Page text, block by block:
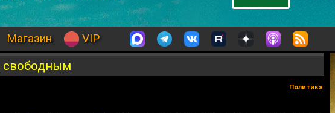
Магазин VIP
свободным
Политика